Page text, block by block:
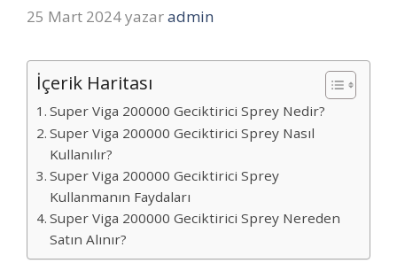
25 Mart 2024yazaradmin
İçerik Haritası
Super Viga 200000 Geciktirici Sprey Nedir?
Super Viga 200000 Geciktirici Sprey Nasıl
Kullanılır?
Super Viga 200000 Geciktirici Sprey
Kullanmanın Faydaları
Super Viga 200000 Geciktirici Sprey Nereden
Satın Alınır?